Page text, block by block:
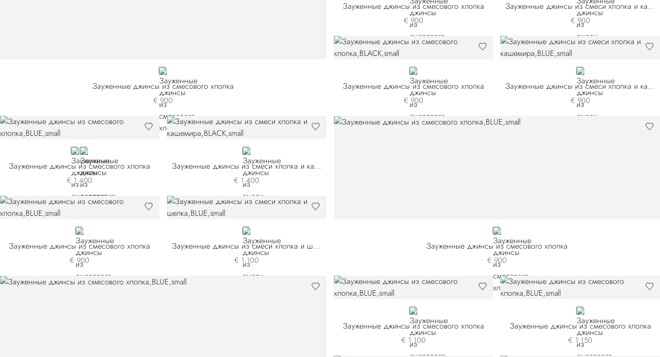
BLACK
Зауженные джинсы из смесового хлопка
€ 900
Зауженные джинсы из смесового хлопка
€ 900
Зауженные джинсы из смеси хлопка и кашемира
€ 900
BLACK
Зауженные джинсы из смесового хлопка
€ 900
BLUE
Зауженные джинсы из смеси хлопка и кашемира
€ 900
BLUE T0196-AMP0
BLUE T0196-GLP0
Зауженные джинсы из смесового хлопка
€ 1.400
BLACK
Зауженные джинсы из смеси хлопка и кашемира
€ 1.400
BLUE
Зауженные джинсы из смесового хлопка
€ 900
BLUE
Зауженные джинсы из смесового хлопка
€ 900
BLUE TMARC-BLYR
Зауженные джинсы из смеси хлопка и шелка
€ 1.100
BLUE
Зауженные джинсы из смесового хлопка
€ 1.100
BLUE
Зауженные джинсы из смесового хлопка
€ 1.150